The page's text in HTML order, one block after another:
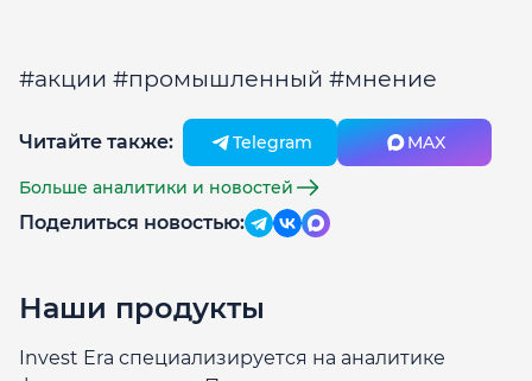
#акции #промышленный #мнение
Читайте также: Telegram MAX
Больше аналитики и новостей
Поделиться новостью:
Наши продукты
Invest Era специализируется на аналитике